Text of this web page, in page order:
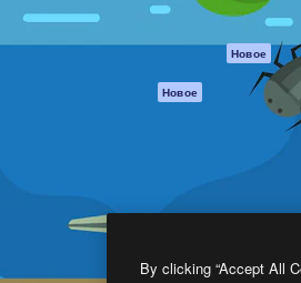
Стоковый контент
MCP для
Новое
Новое
Все инструменты
Magnific
By clicking “Accept All